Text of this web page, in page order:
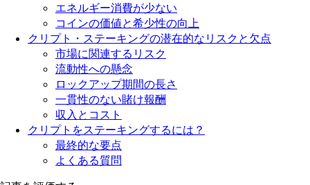
エネルギー消費が少ない
コインの価値と希少性の向上
クリプト・ステーキングの潜在的なリスクと欠点
市場に関連するリスク
流動性への懸念
ロックアップ期間の長さ
一貫性のない賭け報酬
収入とコスト
クリプトをステーキングするには？
最終的な要点
よくある質問